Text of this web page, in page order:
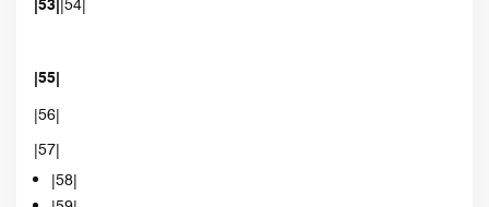
|53||54|
|55|
|56|
|57|
|58|